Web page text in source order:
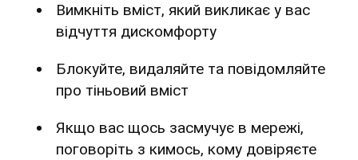
Вимкніть вміст, який викликає у вас
відчуття дискомфорту
Блокуйте, видаляйте та повідомляйте
про тіньовий вміст
Якщо вас щось засмучує в мережі,
поговоріть з кимось, кому довіряєте